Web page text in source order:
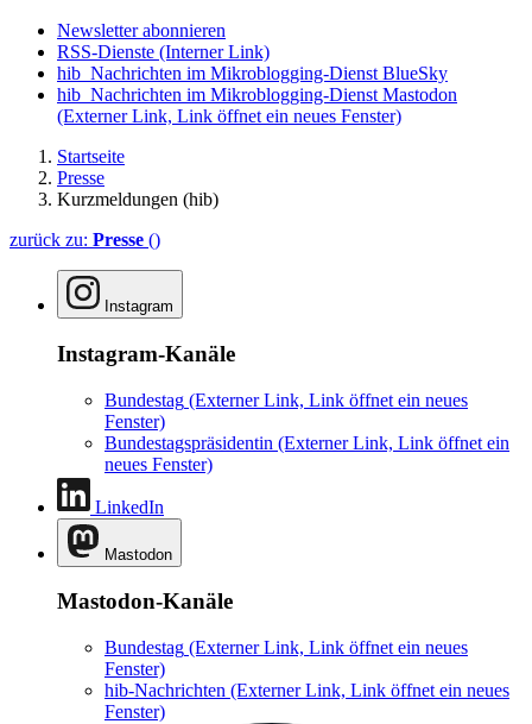
Newsletter abonnieren
RSS-Dienste (Interner Link)
hib_Nachrichten im Mikroblogging-Dienst BlueSky
hib_Nachrichten im Mikroblogging-Dienst Mastodon
(Externer Link, Link öffnet ein neues Fenster)
Startseite
Presse
Kurzmeldungen (hib)
zurück zu: Presse ()
Instagram
Instagram-Kanäle
Bundestag (Externer Link, Link öffnet ein neues
Fenster)
Bundestagspräsidentin (Externer Link, Link öffnet ein
neues Fenster)
LinkedIn
Mastodon
Mastodon-Kanäle
Bundestag (Externer Link, Link öffnet ein neues
Fenster)
hib-Nachrichten (Externer Link, Link öffnet ein neues
Fenster)